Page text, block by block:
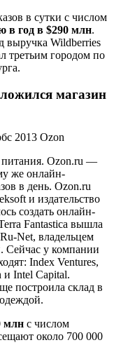
в сутки с числом
в год в $290 млн.
выручка Wildberries
третьим городом по
магазин
питания. Ozon.ru —
же онлайн-
в день. Ozon.ru
и издательство
создать онлайн-
Fantastica вышла
Net, владельцем
Сейчас у компании
Index Ventures,
и Intel Capital.
построила склад в
млн с числом
около 700 000